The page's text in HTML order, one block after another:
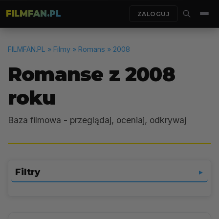
FILMFAN.PL ZALOGUJ
FILMFAN.PL » Filmy » Romans » 2008
Romanse z 2008
roku
Baza filmowa - przeglądaj, oceniaj, odkrywaj
Filtry ▼